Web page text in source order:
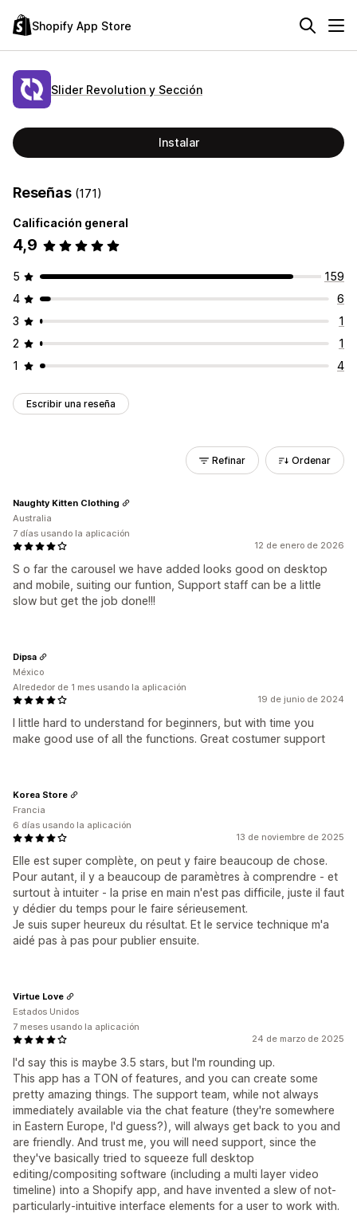
Shopify App Store
Slider Revolution y Sección
Instalar
Reseñas (171)
Calificación general
4,9
5
159
4
6
3
1
2
1
1
4
Escribir una reseña
Refinar Ordenar
12 de enero de 2026
S o far the carousel we have added looks good on desktop
and mobile, suiting our funtion, Support staff can be a little
slow but get the job done!!!
Naughty Kitten Clothing
Australia
7 días usando la aplicación
19 de junio de 2024
I little hard to understand for beginners, but with time you
make good use of all the functions. Great costumer support
Dipsa
México
Alrededor de 1 mes usando la aplicación
13 de noviembre de 2025
Elle est super complète, on peut y faire beaucoup de chose.
Pour autant, il y a beaucoup de paramètres à comprendre - et
surtout à intuiter - la prise en main n'est pas difficile, juste il faut
y dédier du temps pour le faire sérieusement.
Je suis super heureux du résultat. Et le service technique m'a
aidé pas à pas pour publier ensuite.
Korea Store
Francia
6 días usando la aplicación
24 de marzo de 2025
I'd say this is maybe 3.5 stars, but I'm rounding up.
This app has a TON of features, and you can create some
pretty amazing things. The support team, while not always
immediately available via the chat feature (they're somewhere
in Eastern Europe, I'd guess?), will always get back to you and
are friendly. And trust me, you will need support, since the
they've basically tried to squeeze full desktop
editing/compositing software (including a multi layer video
timeline) into a Shopify app, and have invented a slew of not-
particularly-intuitive interface elements for a user to work with.
Virtue Love
Estados Unidos
7 meses usando la aplicación